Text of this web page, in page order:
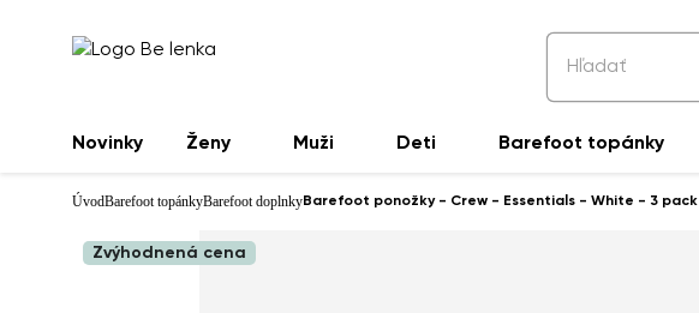
Novinky Ženy Muži Deti Barefoot topánky
ÚvodBarefoot topánkyBarefoot doplnkyBarefoot ponožky - Crew - Essentials - White - 3 pack
Zvýhodnená cena